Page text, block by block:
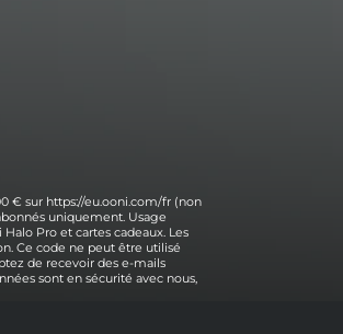
€ sur https://eu.ooni.com/fr (non
uniquement. Usage
Pro et cartes cadeaux. Les
Ce code ne peut être utilisé
de recevoir des e-mails
sont en sécurité avec nous,